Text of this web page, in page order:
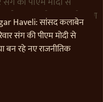
Haveli: सांसद कलाबेन
संग की पीएम मोदी से
बन रहे नए राजनीतिक